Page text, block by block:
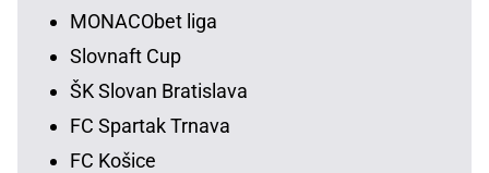
MONACObet liga
Slovnaft Cup
ŠK Slovan Bratislava
FC Spartak Trnava
FC Košice